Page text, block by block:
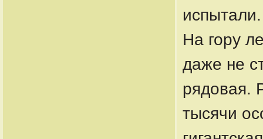
испытали.
На гору
даже не
рядовая.
тысячи